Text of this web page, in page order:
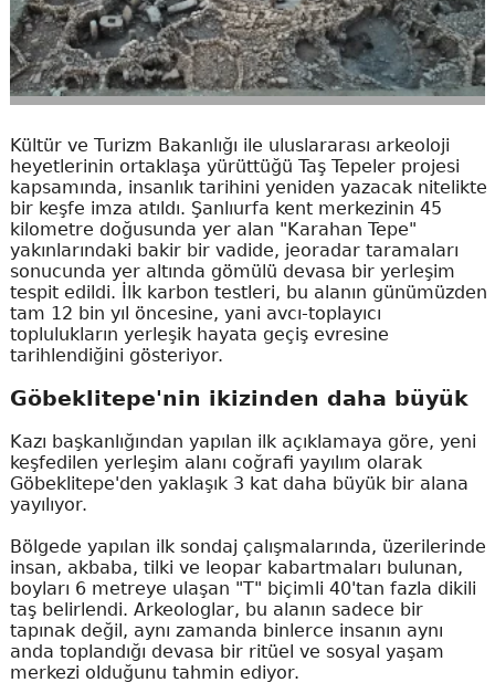
Kültür ve Turizm Bakanlığı ile uluslararası arkeoloji
heyetlerinin ortaklaşa yürüttüğü Taş Tepeler projesi
kapsamında, insanlık tarihini yeniden yazacak nitelikte
bir keşfe imza atıldı. Şanlıurfa kent merkezinin 45
kilometre doğusunda yer alan "Karahan Tepe"
yakınlarındaki bakir bir vadide, jeoradar taramaları
sonucunda yer altında gömülü devasa bir yerleşim
tespit edildi. İlk karbon testleri, bu alanın günümüzden
tam 12 bin yıl öncesine, yani avcı-toplayıcı
toplulukların yerleşik hayata geçiş evresine
tarihlendiğini gösteriyor.
Göbeklitepe'nin ikizinden daha büyük
Kazı başkanlığından yapılan ilk açıklamaya göre, yeni
keşfedilen yerleşim alanı coğrafi yayılım olarak
Göbeklitepe'den yaklaşık 3 kat daha büyük bir alana
yayılıyor.
Bölgede yapılan ilk sondaj çalışmalarında, üzerilerinde
insan, akbaba, tilki ve leopar kabartmaları bulunan,
boyları 6 metreye ulaşan "T" biçimli 40'tan fazla dikili
taş belirlendi. Arkeologlar, bu alanın sadece bir
tapınak değil, aynı zamanda binlerce insanın aynı
anda toplandığı devasa bir ritüel ve sosyal yaşam
merkezi olduğunu tahmin ediyor.